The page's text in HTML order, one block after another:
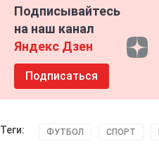
Подписывайтесь
на наш канал
Яндекс Дзен
Подписаться
Теги: ФУТБОЛ СПОРТ